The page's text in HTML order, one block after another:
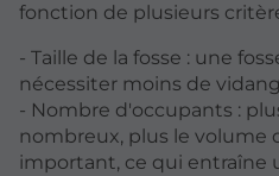
fonction de plusieurs
- Taille de la fosse : une
nécessiter moins de
- Nombre d'occupants :
nombreux, plus le volume
important, ce qui entraîne